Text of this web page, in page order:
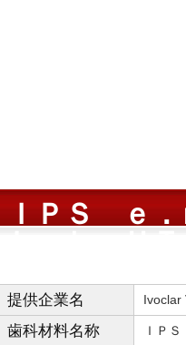
ＩＰＳ ｅ
提供企業名 Ivoclar
歯科材料名称 ＩＰ